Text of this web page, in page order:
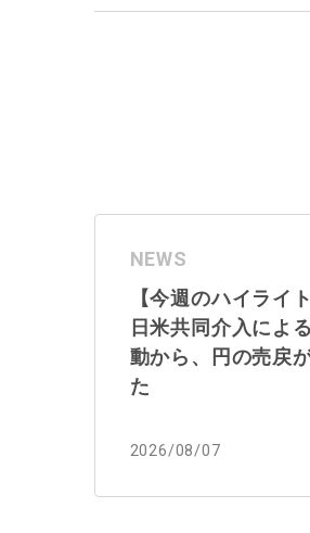
NEWS
【今週のハイライ
日米共同介入によ
動から、円の売戻
た
2026/08/07